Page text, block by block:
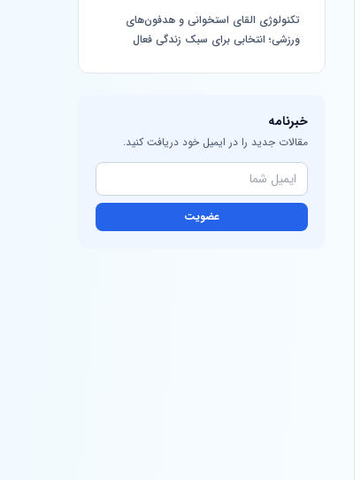
تکنولوژی القای استخوانی و هدفون‌های
ورزشی؛ انتخابی برای سبک زندگی فعال
خبرنامه
مقالات جدید را در ایمیل خود دریافت کنید.
عضویت